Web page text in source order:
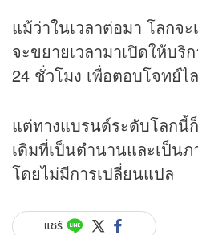
แม้ว่าในเวลาต่อมา โลกจ
จะขยายเวลามาเปิดให้บ
24 ชั่วโมง เพื่อตอบโจทย์
แต่ทางแบรนด์ระดับโลกนี้
เดิมที่เป็นตำนานและเป็น
โดยไม่มีการเปลี่ยนแปล
แชร์